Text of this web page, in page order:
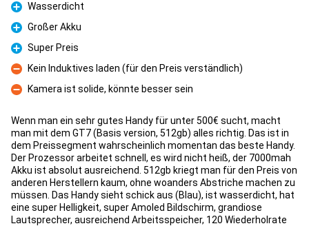
Pro
Wasserdicht
Pro
Großer Akku
Pro
Super Preis
Con
Kein Induktives laden (für den Preis verständlich)
Con
Kamera ist solide, könnte besser sein
Wenn man ein sehr gutes Handy für unter 500€ sucht, macht
man mit dem GT7 (Basis version, 512gb) alles richtig. Das ist in
dem Preissegment wahrscheinlich momentan das beste Handy.
Der Prozessor arbeitet schnell, es wird nicht heiß, der 7000mah
Akku ist absolut ausreichend. 512gb kriegt man für den Preis von
anderen Herstellern kaum, ohne woanders Abstriche machen zu
müssen. Das Handy sieht schick aus (Blau), ist wasserdicht, hat
eine super Helligkeit, super Amoled Bildschirm, grandiose
Lautsprecher, ausreichend Arbeitsspeicher, 120 Wiederholrate